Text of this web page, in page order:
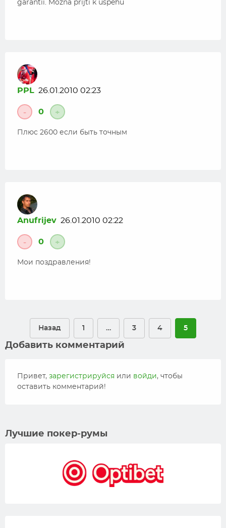
garantii. Mozna prijti k uspehu
PPL 26.01.2010 02:23
- 0 +
Плюс 2600 если быть точным
Anufrijev 26.01.2010 02:22
- 0 +
Мои поздравления!
Назад 1 … 3 4 5
Добавить комментарий
Привет, зарегистрируйся или войди, чтобы
оставить комментарий!
Лучшие покер-румы